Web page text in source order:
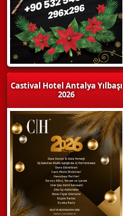
Castival Hotel Antalya Yılbaşı
2026